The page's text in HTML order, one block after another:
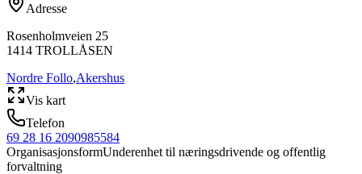
Adresse
Rosenholmveien 25
1414 TROLLÅSEN
Nordre Follo,Akershus
Vis kart
Telefon
69 28 16 2090985584
OrganisasjonsformUnderenhet til næringsdrivende og offentlig
forvaltning